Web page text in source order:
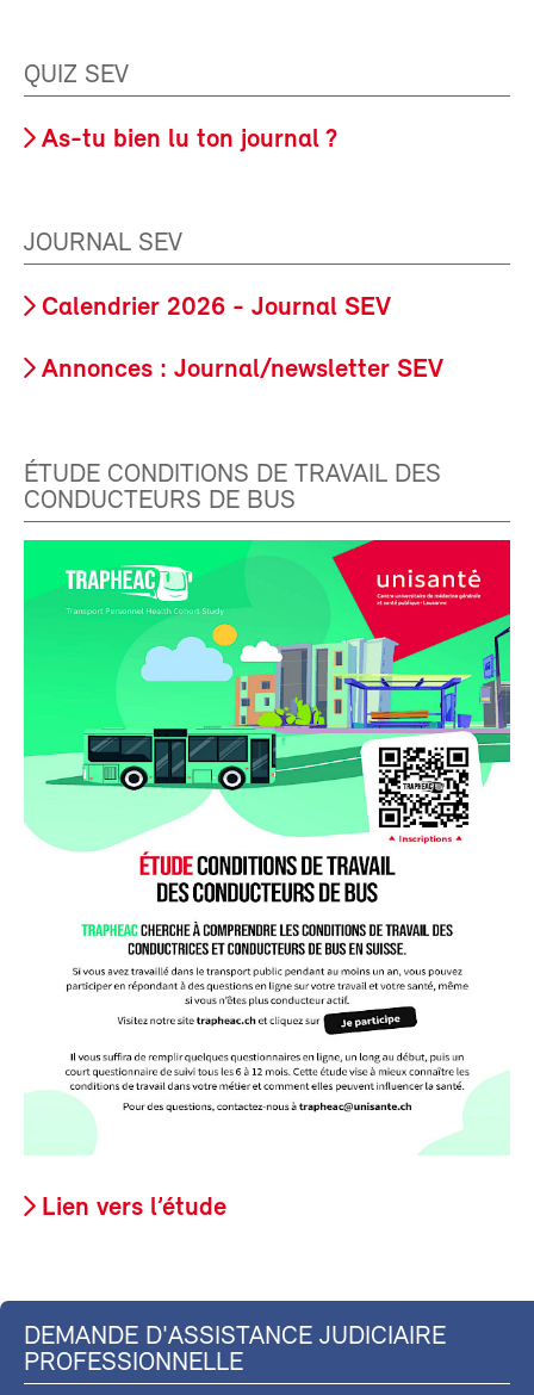
QUIZ SEV
As-tu bien lu ton journal ?
JOURNAL SEV
Calendrier 2026 - Journal SEV
Annonces : Journal/newsletter SEV
ÉTUDE CONDITIONS DE TRAVAIL DES
CONDUCTEURS DE BUS
Lien vers l’étude
DEMANDE D'ASSISTANCE JUDICIAIRE
PROFESSIONNELLE